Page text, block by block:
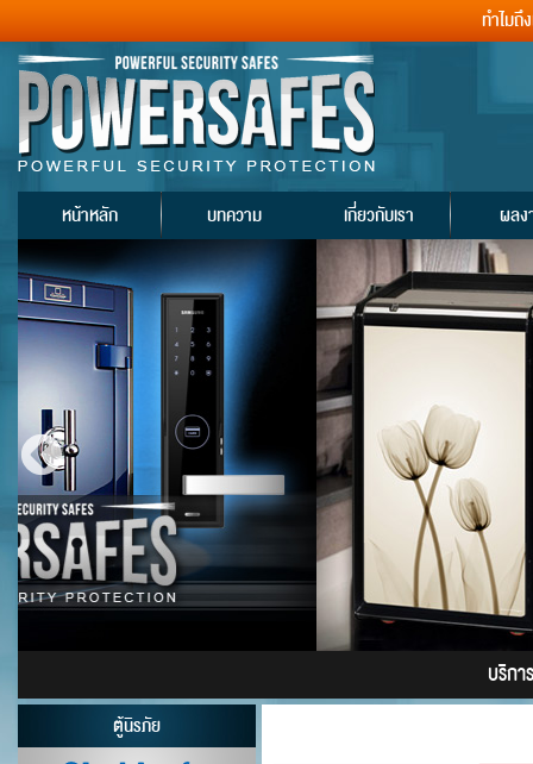
ทำไมถึ
หน้าหลัก บทความ เกี่ยวกับเรา ผลง
บริกา
ตู้นิรภัย